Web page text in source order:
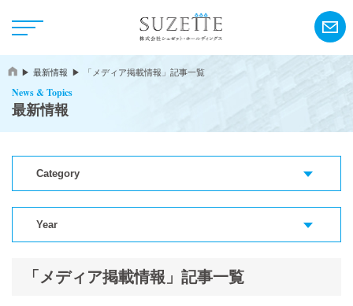
NEWS
アンリ・シャルパンティエ
最新情報 「メディア掲載情報」記事一覧
News & Topics
最新情報
Category
Year
「メディア掲載情報」記事一覧